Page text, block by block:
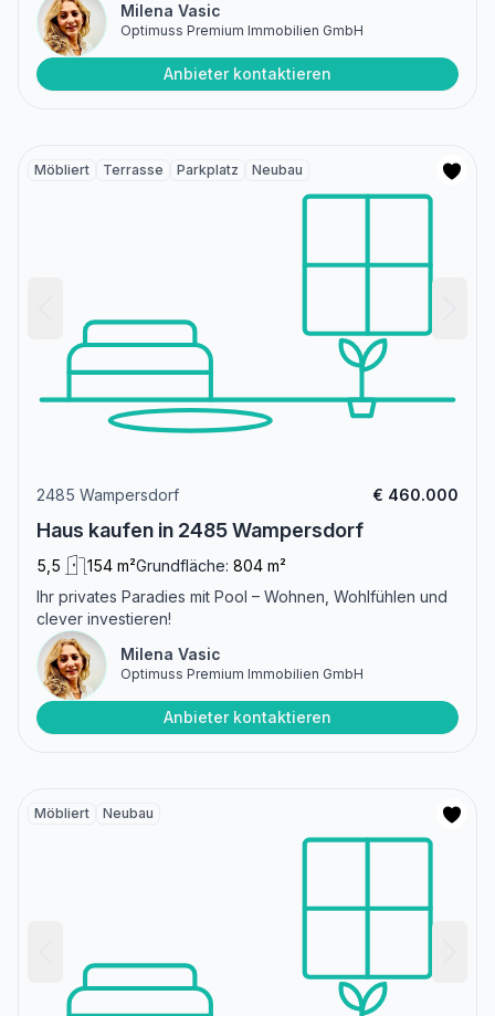
Milena Vasic
Optimuss Premium Immobilien GmbH
Anbieter kontaktieren
Möbliert Terrasse Parkplatz Neubau
2485 Wampersdorf € 460.000
Haus kaufen in 2485 Wampersdorf
5,5 154 m²Grundfläche: 804 m²
Ihr privates Paradies mit Pool – Wohnen, Wohlfühlen und
clever investieren!
Milena Vasic
Optimuss Premium Immobilien GmbH
Anbieter kontaktieren
Möbliert Neubau